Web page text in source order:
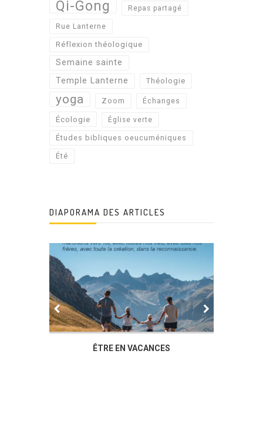
Qi-Gong Repas partagé
Rue Lanterne
Réflexion théologique
Semaine sainte
Temple Lanterne
Théologie
yoga Zoom Échanges
Écologie Église verte
Études bibliques oeucuméniques
Été
DIAPORAMA DES ARTICLES
ÊTRE EN VACANCES